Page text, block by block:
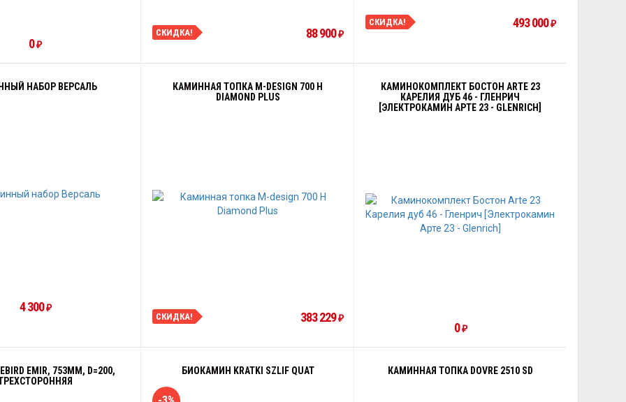
0₽
СКИДКА! 88 900 ₽
СКИДКА! 493 000₽
НАБОР ВЕРСАЛЬ
4 300 ₽
КАМИННАЯ ТОПКА M-DESIGN 700 H
DIAMOND PLUS
СКИДКА! 383 229 ₽
КАМИНОКОМПЛЕКТ БОСТОН ARTE 23
КАРЕЛИЯ ДУБ 46 - ГЛЕНРИЧ
[ЭЛЕКТРОКАМИН АРТЕ 23 - GLENRICH]
0 ₽
EMIR, 753ММ, D=200,
БИОКАМИН KRATKI SZLIF QUAT КАМИННАЯ ТОПКА DOVRE 2510 SD